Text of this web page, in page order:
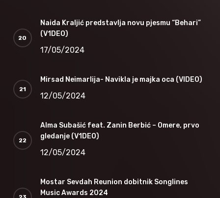
Naida Kraljić predstavlja novu pjesmu “Behari”
(V1DEO)
17/05/2024
Mirsad Neimarlija- Navikla je majka oca (VIDEO)
12/05/2024
Alma Subašić feat. Zanin Berbić – Omere, prvo
gledanje (V1DEO)
12/05/2024
Mostar Sevdah Reunion dobitnik Songlines
Music Awards 2024